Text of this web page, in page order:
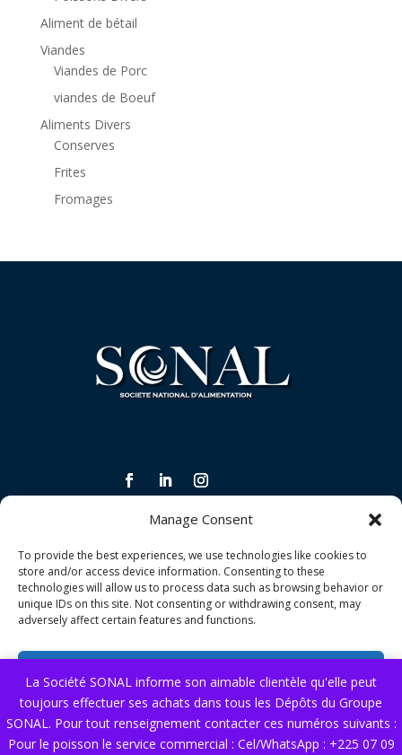
Manage Consent
To provide the best experiences, we use technologies like cookies to
store and/or access device information. Consenting to these
technologies will allow us to process data such as browsing behavior or
unique IDs on this site. Not consenting or withdrawing consent, may
adversely affect certain features and functions.
Deny
La Société SONAL informe son aimable clientèle qu'elle peut
toujours effectuer ses achats dans tous les Dépôts du Groupe
SONAL. Pour tout renseignement contacter ces numéros suivants :
Pour le poisson le service commercial : Cel/WhatsApp : +225 07 09
Aliment de bétail
Viandes
Viandes de Porc
viandes de Boeuf
Aliments Divers
Conserves
Frites
Fromages
Politique de confidentialité
Politique de qualité
Conditions générales de vente
NOS SERVICES